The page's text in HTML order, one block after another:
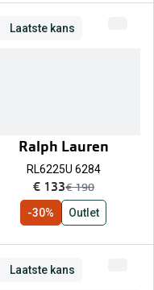
Laatste kans
Ralph Lauren
RL6225U 6284
nu:
€ 133was:
€ 190
-30% Outlet
Laatste kans